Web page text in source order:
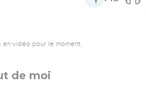
vidéo pour le moment.
de moi